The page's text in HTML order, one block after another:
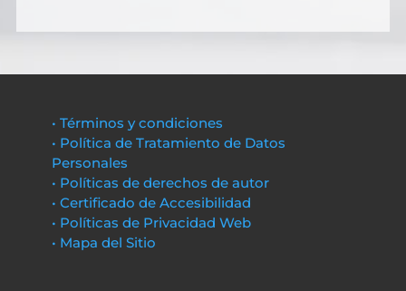
• Términos y condiciones
• Política de Tratamiento de Datos
Personales
• Políticas de derechos de autor
• Certificado de Accesibilidad
• Políticas de Privacidad Web
• Mapa del Sitio